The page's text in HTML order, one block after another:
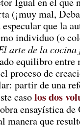
(¡muy mal,
que la
individuo (o
arte de la cocina
equilibro entre
proceso de
partir de una
casolos dos
ensayística
manera que